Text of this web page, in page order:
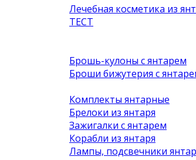
Лечебная косметика из
ТЕСТ
Брошь-кулоны с янтарем
Броши бижутерия с
Комплекты янтарные
Брелоки из янтаря
Зажигалки с янтарем
Корабли из янтаря
Лампы, подсвечники